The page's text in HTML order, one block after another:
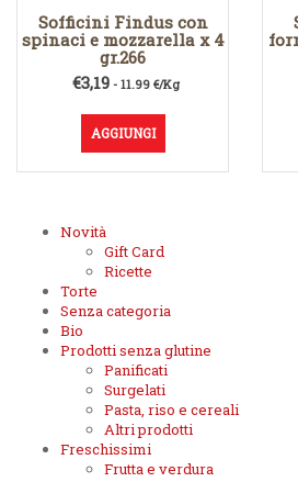
Sofficini Findus con
spinaci e mozzarella x 4
gr.266
€3,19- 11.99 €/Kg
AGGIUNGI
Novità
Gift Card
Ricette
Torte
Senza categoria
Bio
Prodotti senza glutine
Panificati
Surgelati
Pasta, riso e cereali
Altri prodotti
Freschissimi
Frutta e verdura